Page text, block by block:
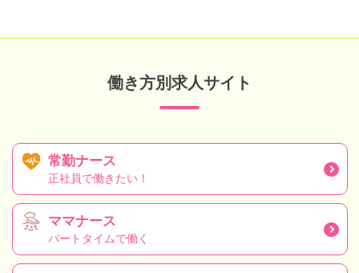
働き方別求人サイト
常勤ナース
正社員で働きたい！
ママナース
パートタイムで働く